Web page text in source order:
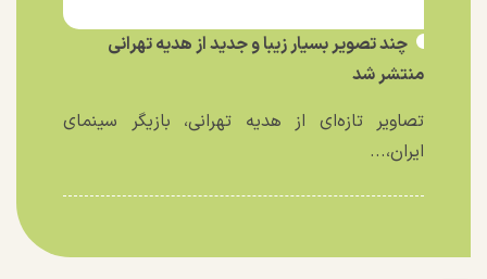
چند تصویر بسیار زیبا و جدید از هدیه تهرانی
منتشر شد
تصاویر تازه‌ای از هدیه تهرانی، بازیگر سینمای
ایران،...